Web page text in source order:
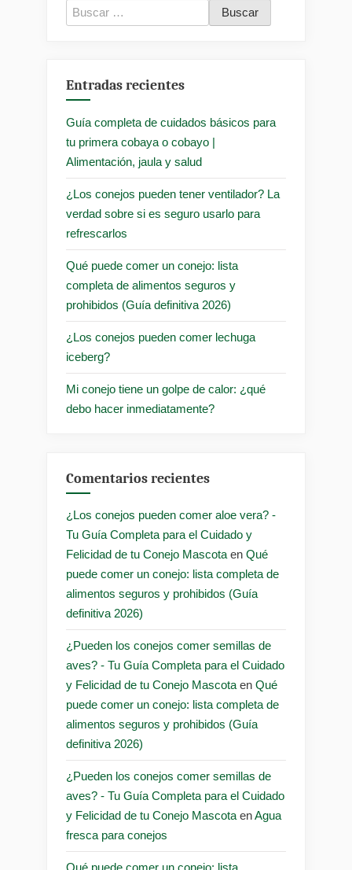
Buscar:
Entradas recientes
Guía completa de cuidados básicos para
tu primera cobaya o cobayo |
Alimentación, jaula y salud
¿Los conejos pueden tener ventilador? La
verdad sobre si es seguro usarlo para
refrescarlos
Qué puede comer un conejo: lista
completa de alimentos seguros y
prohibidos (Guía definitiva 2026)
¿Los conejos pueden comer lechuga
iceberg?
Mi conejo tiene un golpe de calor: ¿qué
debo hacer inmediatamente?
Comentarios recientes
¿Los conejos pueden comer aloe vera? -
Tu Guía Completa para el Cuidado y
Felicidad de tu Conejo Mascota en Qué
puede comer un conejo: lista completa de
alimentos seguros y prohibidos (Guía
definitiva 2026)
¿Pueden los conejos comer semillas de
aves? - Tu Guía Completa para el Cuidado
y Felicidad de tu Conejo Mascota en Qué
puede comer un conejo: lista completa de
alimentos seguros y prohibidos (Guía
definitiva 2026)
¿Pueden los conejos comer semillas de
aves? - Tu Guía Completa para el Cuidado
y Felicidad de tu Conejo Mascota enAgua
fresca para conejos